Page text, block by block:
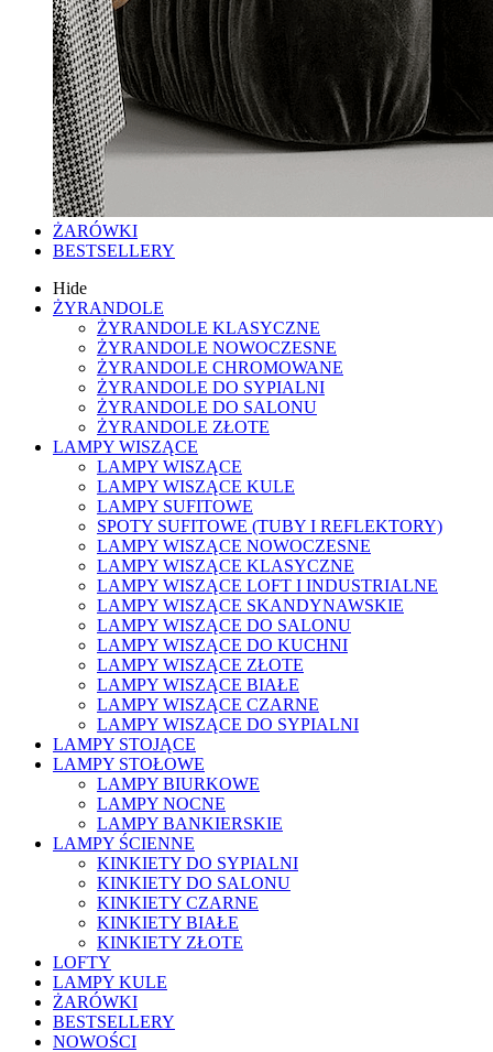
ŻARÓWKI
BESTSELLERY
Hide
ŻYRANDOLE
ŻYRANDOLE KLASYCZNE
ŻYRANDOLE NOWOCZESNE
ŻYRANDOLE CHROMOWANE
ŻYRANDOLE DO SYPIALNI
ŻYRANDOLE DO SALONU
ŻYRANDOLE ZŁOTE
LAMPY WISZĄCE
LAMPY WISZĄCE
LAMPY WISZĄCE KULE
LAMPY SUFITOWE
SPOTY SUFITOWE (TUBY I REFLEKTORY)
LAMPY WISZĄCE NOWOCZESNE
LAMPY WISZĄCE KLASYCZNE
LAMPY WISZĄCE LOFT I INDUSTRIALNE
LAMPY WISZĄCE SKANDYNAWSKIE
LAMPY WISZĄCE DO SALONU
LAMPY WISZĄCE DO KUCHNI
LAMPY WISZĄCE ZŁOTE
LAMPY WISZĄCE BIAŁE
LAMPY WISZĄCE CZARNE
LAMPY WISZĄCE DO SYPIALNI
LAMPY STOJĄCE
LAMPY STOŁOWE
LAMPY BIURKOWE
LAMPY NOCNE
LAMPY BANKIERSKIE
LAMPY ŚCIENNE
KINKIETY DO SYPIALNI
KINKIETY DO SALONU
KINKIETY CZARNE
KINKIETY BIAŁE
KINKIETY ZŁOTE
LOFTY
LAMPY KULE
ŻARÓWKI
BESTSELLERY
NOWOŚCI